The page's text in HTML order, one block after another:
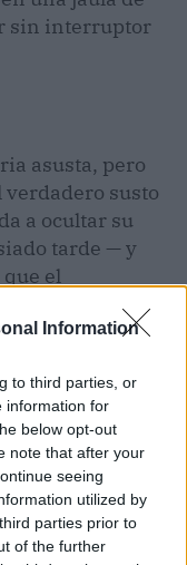
Information
to third parties, or
information for
below opt-out
note that after your
seeing
utilized by
parties prior to
of the further
sin interruptor
asusta, pero
susto
a ocultar su
tarde — y
el